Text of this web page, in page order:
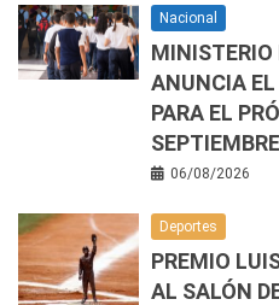
Nacional
MINISTERIO
ANUNCIA EL
PARA EL
SEPTIEMBRE
06/08/2026
Deportes
PREMIO
AL SALÓN